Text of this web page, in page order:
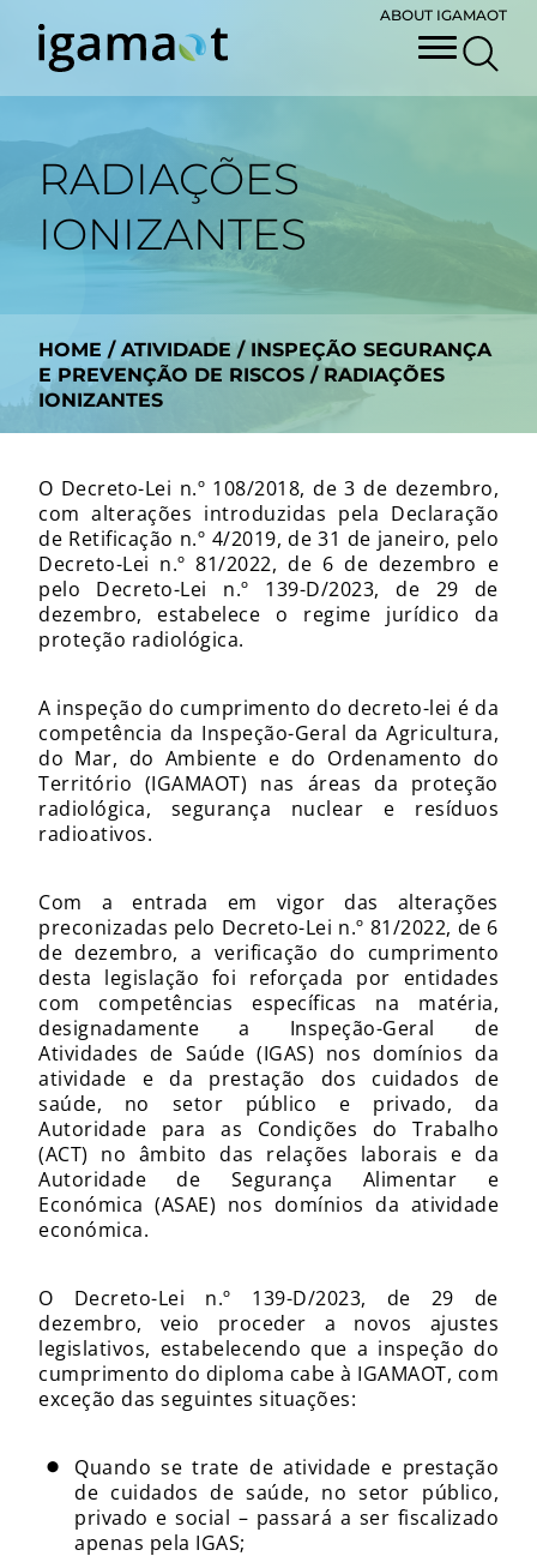
ABOUT IGAMAOT
RADIAÇÕES
IONIZANTES
HOME / ATIVIDADE / INSPEÇÃO SEGURANÇA
E PREVENÇÃO DE RISCOS / RADIAÇÕES
IONIZANTES
O Decreto-Lei n.º 108/2018, de 3 de dezembro,
com alterações introduzidas pela Declaração
de Retificação n.º 4/2019, de 31 de janeiro, pelo
Decreto-Lei n.º 81/2022, de 6 de dezembro e
pelo Decreto-Lei n.º 139-D/2023, de 29 de
dezembro, estabelece o regime jurídico da
proteção radiológica.
A inspeção do cumprimento do decreto-lei é da
competência da Inspeção-Geral da Agricultura,
do Mar, do Ambiente e do Ordenamento do
Território (IGAMAOT) nas áreas da proteção
radiológica, segurança nuclear e resíduos
radioativos.
Com a entrada em vigor das alterações
preconizadas pelo Decreto-Lei n.º 81/2022, de 6
de dezembro, a verificação do cumprimento
desta legislação foi reforçada por entidades
com competências específicas na matéria,
designadamente a Inspeção-Geral de
Atividades de Saúde (IGAS) nos domínios da
atividade e da prestação dos cuidados de
saúde, no setor público e privado, da
Autoridade para as Condições do Trabalho
(ACT) no âmbito das relações laborais e da
Autoridade de Segurança Alimentar e
Económica (ASAE) nos domínios da atividade
económica.
O Decreto-Lei n.º 139-D/2023, de 29 de
dezembro, veio proceder a novos ajustes
legislativos, estabelecendo que a inspeção do
cumprimento do diploma cabe à IGAMAOT, com
exceção das seguintes situações:
Quando se trate de atividade e prestação
de cuidados de saúde, no setor público,
privado e social – passará a ser fiscalizado
apenas pela IGAS;